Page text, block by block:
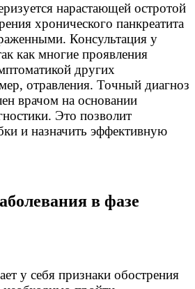
нарастающей остротой
хронического панкреатита
Консультация у
как многие проявления
других
отравления. Точный диагноз
врачом на основании
Это позволит
и назначить эффективную
в фазе
у себя признаки обострения